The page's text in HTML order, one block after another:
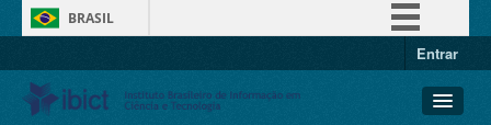
BRASIL
Entrar